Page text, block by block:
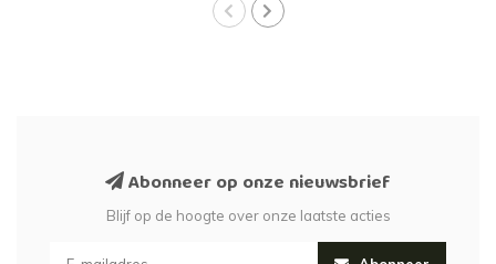
Abonneer op onze nieuwsbrief
Blijf op de hoogte over onze laatste acties